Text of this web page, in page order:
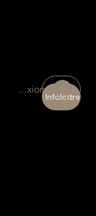
Infolettre
Connexion